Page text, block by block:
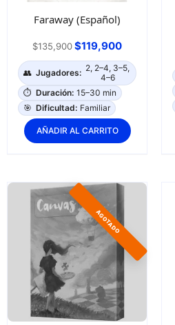
Faraway (Español)
$135,900$119,900
👥 Jugadores: 2, 2–4, 3–5,
4–6
⏱️ Duración: 15–30 min
🎯 Dificultad: Familiar
AÑADIR AL CARRITO